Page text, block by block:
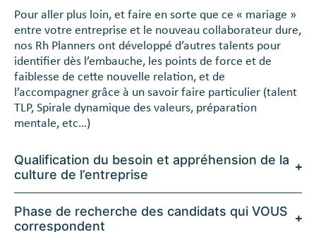
Pour aller plus loin, et faire en sorte que ce « mariage »
entre votre entreprise et le nouveau collaborateur dure,
nos Rh Planners ont développé d’autres talents pour
identifier dès l’embauche, les points de force et de
faiblesse de cette nouvelle relation, et de
l’accompagner grâce à un savoir faire particulier (talent
TLP, Spirale dynamique des valeurs, préparation
mentale, etc…)
Qualification du besoin et appréhension de la
culture de l’entreprise
Phase de recherche des candidats qui VOUS
correspondent